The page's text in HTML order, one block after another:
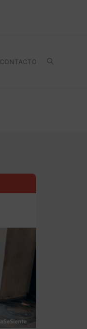
CONTACTO